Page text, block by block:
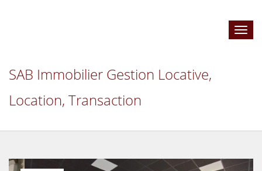
SAB Immobilier Gestion Locative,
Location, Transaction